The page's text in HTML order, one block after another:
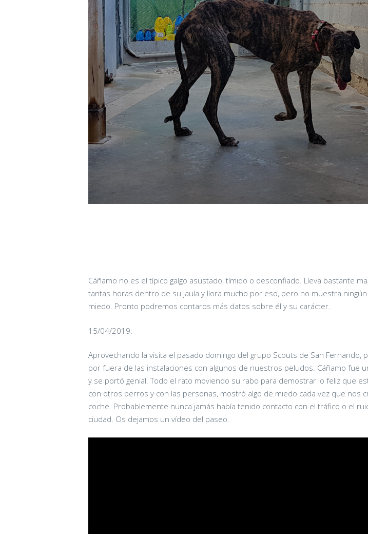
Cáñamo no es el típico galgo asustado, tímido o desconfiado. Lleva bastante
tantas horas dentro de su jaula y llora mucho por eso, pero no muestra
miedo. Pronto podremos contaros más datos sobre él y su carácter.
15/04/2019:
Aprovechando la visita el pasado domingo del grupo Scouts de San Fernando,
por fuera de las instalaciones con algunos de nuestros peludos. Cáñamo fue
y se portó genial. Todo el rato moviendo su rabo para demostrar lo feliz que
con otros perros y con las personas, mostró algo de miedo cada vez que nos
coche. Probablemente nunca jamás había tenido contacto con el tráfico o el
ciudad. Os dejamos un vídeo del paseo.